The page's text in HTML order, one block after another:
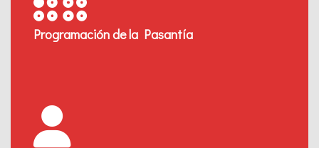
Programación de la Pasantía